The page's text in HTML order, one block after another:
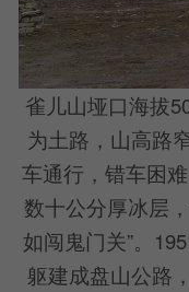
雀儿山垭口海拔
为土路，山高路
车通行，错车困
数十公分厚冰层
如闯鬼门关”。
躯建成盘山公路